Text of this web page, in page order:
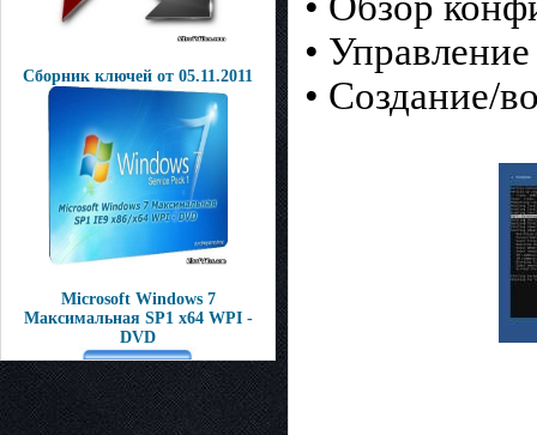
Сборник ключей от 05.11.2011
Microsoft Windows 7
Максимальная SP1 x64 WPI -
DVD
•
• Создание/